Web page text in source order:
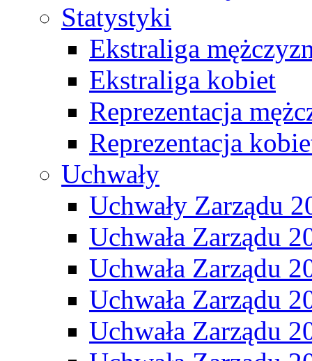
Statystyki
Ekstraliga
Ekstraliga kobiet
Reprezentacja
Reprezentacja
Uchwały
Uchwały Zarządu
Uchwała Zarządu
Uchwała Zarządu
Uchwała Zarządu
Uchwała Zarządu